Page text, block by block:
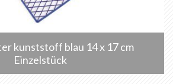
kunststoff blau 14 x 17 cm
Einzelstück